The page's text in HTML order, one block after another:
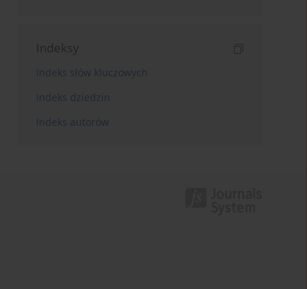
Indeksy
Indeks słów kluczowych
Indeks dziedzin
Indeks autorów